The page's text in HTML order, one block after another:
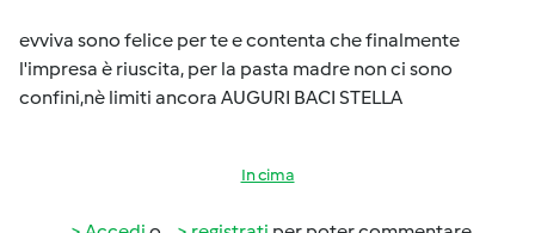
evviva sono felice per te e contenta che finalmente
l'impresa è riuscita, per la pasta madre non ci sono
confini,nè limiti ancora AUGURI BACI STELLA
In cima